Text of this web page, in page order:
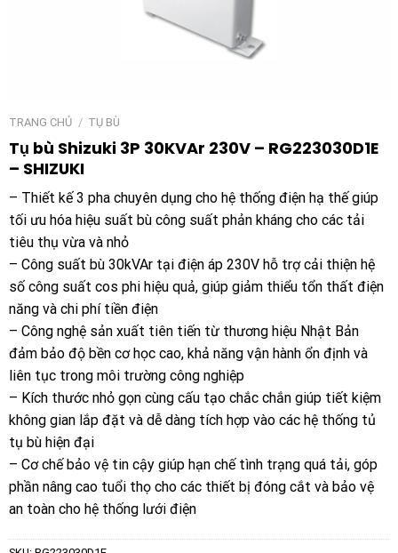
TRANG CHỦ / TỤ BÙ
Tụ bù Shizuki 3P 30KVAr 230V – RG223030D1E
– SHIZUKI
– Thiết kế 3 pha chuyên dụng cho hệ thống điện hạ thế giúp
tối ưu hóa hiệu suất bù công suất phản kháng cho các tải
tiêu thụ vừa và nhỏ
– Công suất bù 30kVAr tại điện áp 230V hỗ trợ cải thiện hệ
số công suất cos phi hiệu quả, giúp giảm thiểu tổn thất điện
năng và chi phí tiền điện
– Công nghệ sản xuất tiên tiến từ thương hiệu Nhật Bản
đảm bảo độ bền cơ học cao, khả năng vận hành ổn định và
liên tục trong môi trường công nghiệp
– Kích thước nhỏ gọn cùng cấu tạo chắc chắn giúp tiết kiệm
không gian lắp đặt và dễ dàng tích hợp vào các hệ thống tủ
tụ bù hiện đại
– Cơ chế bảo vệ tin cậy giúp hạn chế tình trạng quá tải, góp
phần nâng cao tuổi thọ cho các thiết bị đóng cắt và bảo vệ
an toàn cho hệ thống lưới điện